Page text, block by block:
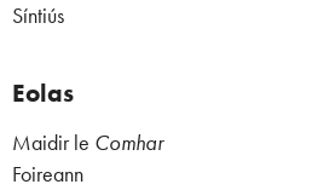
Síntiús
Eolas
Maidir le Comhar
Foireann